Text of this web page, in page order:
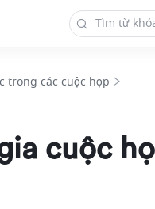
trong các cuộc họp
cuộc